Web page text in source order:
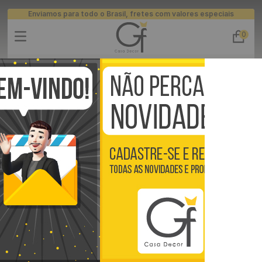
Enviamos para todo o Brasil, fretes com valores especiais
0
Buscar
persianas Pisos Vinílico Placas 3D
Painel Ripado Painel Ripado Flexível
TERMOS MAIS BUSCADOS
1 piso
2º banheiro
3º cozinha
4 quarto
5
6º infantil
papel parede
8